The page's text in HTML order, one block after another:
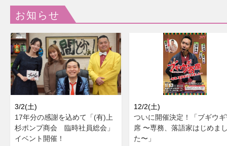
お知らせ
3/2(土)
17年分の感謝を込めて「(有)上
杉ポンプ商会 臨時社員総会」
イベント開催！
12/2(土)
ついに開催決定！「ブギウ
席 〜専務、落語家はじめま
た〜」